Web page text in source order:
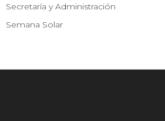
Secretaría y Administración
Semana Solar